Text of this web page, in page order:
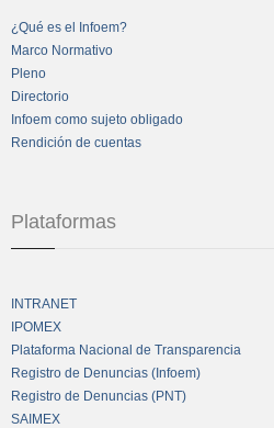
¿Qué es el Infoem?
Marco Normativo
Pleno
Directorio
Infoem como sujeto obligado
Rendición de cuentas
Plataformas
INTRANET
IPOMEX
Plataforma Nacional de Transparencia
Registro de Denuncias (Infoem)
Registro de Denuncias (PNT)
SAIMEX